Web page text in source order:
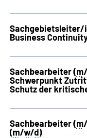
Sachgebietsleiter/
Business
Sachbearbeiter (m/
Schwerpunkt
Schutz der
Sachbearbeiter (m/
(m/w/d)